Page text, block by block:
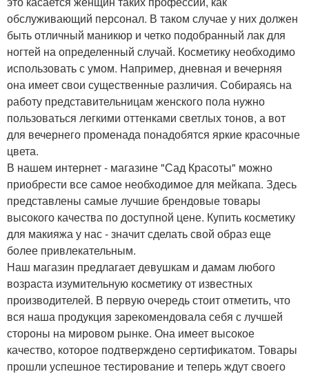
обслуживающий персонал. В таком случае у них должен
быть отличный маникюр и четко подобранный лак для
ногтей на определенный случай. Косметику необходимо
использовать с умом. Например, дневная и вечерняя
она имеет свои существенные различия. Собираясь на
работу представительницам женского пола нужно
пользоваться легкими оттенками светлых тонов, а вот
для вечернего променада понадобятся яркие красочные
цвета.
В нашем интернет - магазине "Сад Красоты" можно
приобрести все самое необходимое для мейкапа. Здесь
представлены самые лучшие брендовые товары
высокого качества по доступной цене. Купить косметику
для макияжа у нас - значит сделать свой образ еще
более привлекательным.
Наш магазин предлагает девушкам и дамам любого
возраста изумительную косметику от известных
производителей. В первую очередь стоит отметить, что
вся наша продукция зарекомендовала себя с лучшей
стороны на мировом рынке. Она имеет высокое
качество, которое подтверждено сертификатом. Товары
прошли успешное тестирование и теперь ждут своего